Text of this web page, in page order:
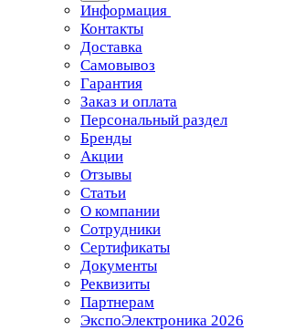
Информация
Контакты
Доставка
Самовывоз
Гарантия
Заказ и оплата
Персональный раздел
Бренды
Акции
Отзывы
Статьи
О компании
Сотрудники
Сертификаты
Документы
Реквизиты
Партнерам
ЭкспоЭлектроника 2026